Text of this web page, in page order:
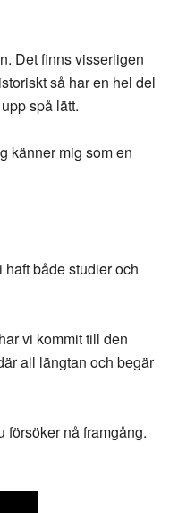
Det finns visserligen
så har en hel del
spå lätt.
känner mig som en
både studier och
vi kommit till den
all längtan och begär
försöker nå framgång.